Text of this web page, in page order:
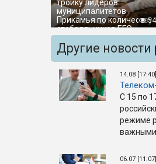
тройку лидеров
муниципалитетов
Прикамья по количеству
стобалльников ЕГЭ
Другие новости
14.08 [17:40]
С 15 по
режиме
важными
06.07 [11:07]